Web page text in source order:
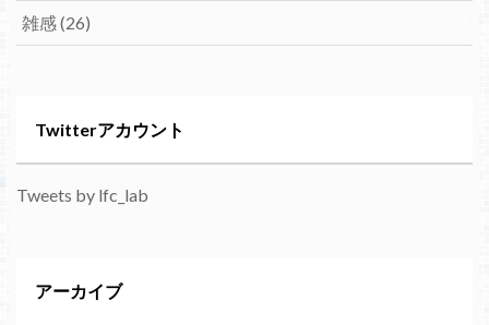
雑感(26)
Twitterアカウント
Tweets by lfc_lab
アーカイブ